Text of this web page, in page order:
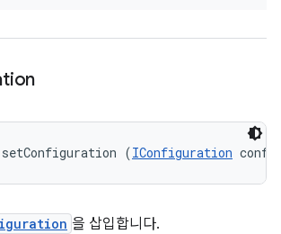
(IConfiguration
을 삽입합니다.